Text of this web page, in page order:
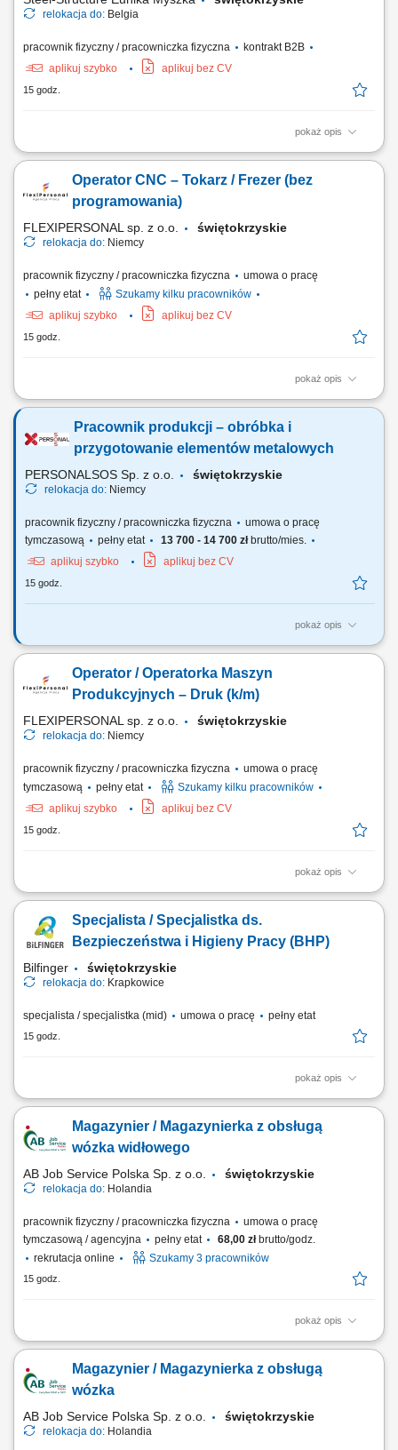
relokacja do: Belgia
pracownik fizyczny / pracowniczka fizyczna
kontrakt B2B
aplikuj szybko
aplikuj bez CV
15 godz.
pokaż opis
Zakres obowiązków montaż elementów konstrukcji stalowych na
elementów, wiercenie, cięcie oraz przygotowywanie elementów do
montażu, wykonywanie podstawowych prac ślusarskich. Praca
Operator CNC – Tokarz / Frezer (bez
programowania)
FLEXIPERSONAL sp. z o.o. świętokrzyskie
relokacja do: Niemcy
pracownik fizyczny / pracowniczka fizyczna
umowa o pracę
pełny etat
Szukamy kilku pracowników
aplikuj szybko
aplikuj bez CV
15 godz.
pokaż opis
Twoje obowiązki: Obsługa maszyn CNC Uruchamianie gotowych
detali oraz półfabrykatów w obrabiarce Nadzorowanie przebiegu
procesu obróbki CNC Zgłaszanie usterek, niezgodności jakościowych
Pracownik produkcji – obróbka i
przygotowanie elementów metalowych
PERSONALSOS Sp. z o.o. świętokrzyskie
relokacja do: Niemcy
pracownik fizyczny / pracowniczka fizyczna
umowa o pracę
tymczasową
pełny etat 13 700 - 14 700 złbrutto/mies.
aplikuj szybko
aplikuj bez CV
15 godz.
pokaż opis
Opis stanowiska: przygotowywanie elementów metalowych do procesu
metalowe zgodnie z obowiązującymi standardami, szlifowanie
elementów przy użyciu szlifierki kątowej, zawieszanie elementów
Operator / Operatorka Maszyn
Produkcyjnych – Druk (k/m)
FLEXIPERSONAL sp. z o.o. świętokrzyskie
relokacja do: Niemcy
pracownik fizyczny / pracowniczka fizyczna
umowa o pracę
tymczasową
pełny etat
Szukamy kilku pracowników
aplikuj szybko
aplikuj bez CV
15 godz.
pokaż opis
Podstawowe informacje: Lokalizacja: Magdeburg, Niemcy; Start pracy:
Długoterminowe zatrudnienie; Opis stanowiska Samodzielna obsługa
maszyn wykorzystywanych w procesie produkcji drukarskiej. Ustawianie
Specjalista / Specjalistka ds.
Bezpieczeństwa i Higieny Pracy (BHP)
Bilfinger świętokrzyskie
relokacja do: Krapkowice
specjalista / specjalistka (mid) umowa o pracę pełny etat
15 godz.
pokaż opis
Opis stanowiska Kompleksowa obsługa obszaru BHP na projektach
bezpieczeństwa pracy na budowach; Przeprowadzanie kontroli oraz
audytów BHP i raportowanie wyników; Prowadzenie dokumentacji
Magazynier / Magazynierka z obsługą
wózka widłowego
AB Job Service Polska Sp. z o.o. świętokrzyskie
relokacja do: Holandia
pracownik fizyczny / pracowniczka fizyczna
umowa o pracę
tymczasową / agencyjna
pełny etat 68,00 złbrutto/godz.
rekrutacja online
Szukamy 3 pracowników
15 godz.
pokaż opis
Zadania: Obsługa wózka widłowego przy pracach załadunkowych i
hali produkcyjnej; Rejestracja stany magazynowych i lokalizacji
materiałów w systemie ERP; Przygotowanie towaru do wysyłki na
Magazynier / Magazynierka z obsługą
wózka
AB Job Service Polska Sp. z o.o. świętokrzyskie
relokacja do: Holandia